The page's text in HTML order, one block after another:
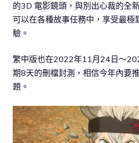
的3D 電影鏡頭，與別出心裁的全
可以在各種故事任務中，享受最極
驗。
繁中版也在2022年11月24日～
期8天的刪檔封測，相信今年內要
題。